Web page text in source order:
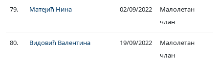
79. Матејић Нина 02/09/2022
Малолетан
члан
80. Видовић Валентина 19/09/2022
Малолетан
члан